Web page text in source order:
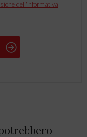
dell'informativa